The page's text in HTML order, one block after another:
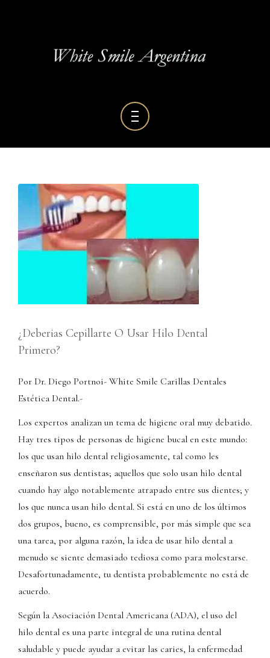
GALERÍA
RESEÑAS
¿Deberias Cepillarte O Usar Hilo Dental
Primero?
Por Dr. Diego Portnoi- White Smile Carillas Dentales
Estética Dental.-
Los expertos analizan un tema de higiene oral muy debatido.
Hay tres tipos de personas de higiene bucal en este mundo:
los que usan hilo dental religiosamente, tal como les
enseñaron sus dentistas; aquellos que solo usan hilo dental
cuando hay algo notablemente atrapado entre sus dientes; y
los que nunca usan hilo dental. Si está en uno de los últimos
dos grupos, bueno, es comprensible, por más simple que sea
una tarea, por alguna razón, la idea de usar hilo dental a
menudo se siente demasiado tediosa como para molestarse.
Desafortunadamente, tu dentista probablemente no está de
acuerdo.
Según la Asociación Dental Americana (ADA), el uso del
hilo dental es una parte integral de una rutina dental
saludable y puede ayudar a evitar las caries, la enfermedad